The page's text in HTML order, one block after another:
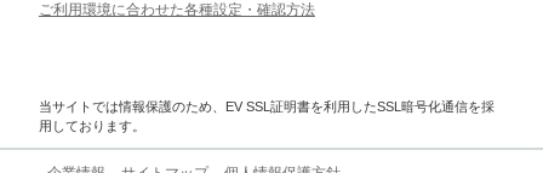
ご利用環境に合わせた各種設定・確認方法
当サイトでは情報保護のため、EV SSL証明書を利用したSSL暗号化通信を採
用しております。